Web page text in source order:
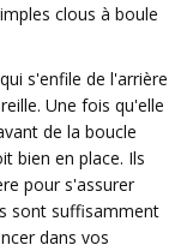
clous à boule
s'enfile de l'arrière
Une fois qu'elle
de la boucle
bien en place. Ils
pour s'assurer
sont suffisamment
dans vos